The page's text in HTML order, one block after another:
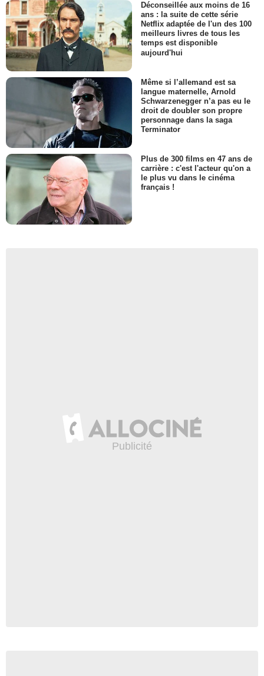
Déconseillée aux moins de 16
ans : la suite de cette série
Netflix adaptée de l'un des 100
meilleurs livres de tous les
temps est disponible
aujourd'hui
Même si l’allemand est sa
langue maternelle, Arnold
Schwarzenegger n’a pas eu le
droit de doubler son propre
personnage dans la saga
Terminator
Plus de 300 films en 47 ans de
carrière : c'est l'acteur qu'on a
le plus vu dans le cinéma
français !